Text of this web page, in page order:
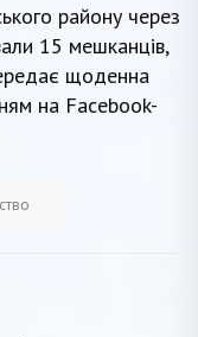
району через
15 мешканців,
щоденна
на Facebook-